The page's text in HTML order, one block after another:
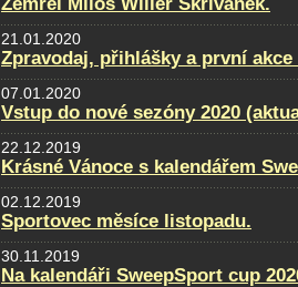
21.01.2020
Zpravodaj, přihlášky a první akce
07.01.2020
Vstup do nové sezóny 2020
22.12.2019
Krásné Vánoce s kalendářem
02.12.2019
Sportovec měsíce listopadu.
30.11.2019
Na kalendáři SweepSport cup